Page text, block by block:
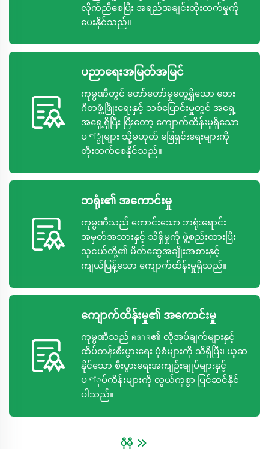
လိုက်ညီစေပြီး အရည်အချင်းတိုးတက်မှုကို
ပေးနိုင်သည်။
ပညာရေးအမြတ်အမြင်
ကုမ္ပဏီတွင် တော်တော်မှုတွေ့ရှိသော တေး
ဂီတဖွံ့ဖြိုးရေးနှင့် သစ်ပြောင်းမှုတွင် အရှေ့
အရှေ့ရှိပြီး ပြီးတော့ ကျောက်ထိန်းမှုရှိသော
ပণ္ပုံများ သို့မဟုတ် ဖြေရှင်းရေးများကို
တိုးတက်စေနိုင်သည်။
ဘရုံး၏ အကောင်းမှု
ကုမ္ပဏီသည် ကောင်းသော ဘရုံးရောင်း
အမှတ်အသားနှင့် သိရှိမှုကို ဖွဲ့စည်းထားပြီး
သူငယ်တို့၏ မိတ်ဆွေအချိုးအစားနှင့်
ကျယ်ပြန့်သော ကျောက်ထိန်းမှုရှိသည်။
ကျောက်ထိန်းမှု၏ အကောင်းမှု
ကုမ္ပဏီသည် ตลาด၏ လိုအပ်ချက်များနှင့်
ထိပ်တန်းစီးပွားရေး ပုံစံများကို သိရှိပြီး၊ ယူဆ
နိုင်သော စီးပွားရေးအကျဉ်းချုပ်များနှင့်
ပণုပ်ကိန်းများကို လွယ်ကူစွာ ပြင်ဆင်နိုင်
ပါသည်။
ပိုမို